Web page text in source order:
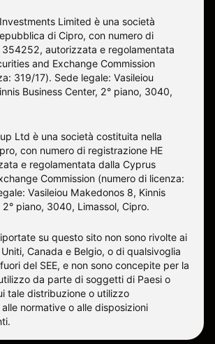
Limited è una società
di Cipro, con numero di
354252, autorizzata e regolamentata
and Exchange Commission
319/17). Sede legale: Vasileiou
Business Center, 2° piano, 3040,
Ltd è una società costituita nella
con numero di registrazione ΗΕ
e regolamentata dalla Cyprus
Commission (numero di licenza:
Vasileiou Makedonos 8, Kinnis
2° piano, 3040, Limassol, Cipro.
su questo sito non sono rivolte ai
Canada e Belgio, o di qualsivoglia
del SEE, e non sono concepite per la
da parte di soggetti di Paesi o
tale distribuzione o utilizzo
normative o alle disposizioni